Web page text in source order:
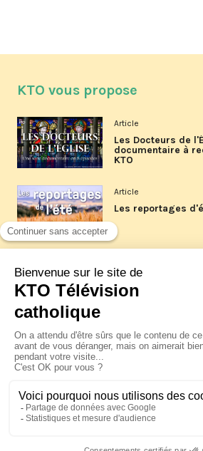
KTO vous propose
Article
Les Docteurs de
documentaire à
KTO
Article
Les reportages
La visite pastorale
XIV à Assise à
jeudi 6 août
Le pape en
Pérou du 6 au 17
© KTO 2026 —Contact